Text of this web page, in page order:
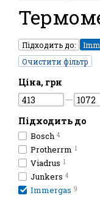
Підходить до:
Очистити фільтр
Ціна, грн
Підходить до
Bosch 4
Protherrm 1
Viadrus 1
Junkers 4
Immergas 9